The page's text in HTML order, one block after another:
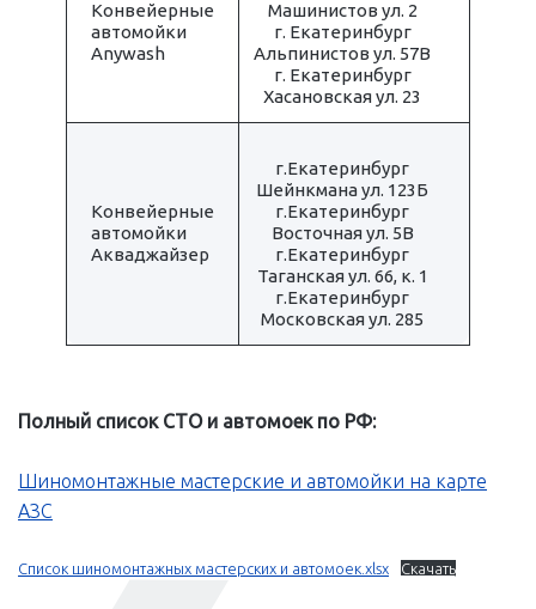
Конвейерные
автомойки
Anywash
Машинистов ул. 2
г. Екатеринбург
Альпинистов ул. 57В
г. Екатеринбург
Хасановская ул. 23
Конвейерные
автомойки
Акваджайзер
г.Екатеринбург
Шейнкмана ул. 123Б
г.Екатеринбург
Восточная ул. 5В
г.Екатеринбург
Таганская ул. 66, к. 1
г.Екатеринбург
Московская ул. 285
Полный список СТО и автомоек по РФ:
Шиномонтажные мастерские и автомойки на карте
АЗС
Список шиномонтажных мастерских и автомоек.xlsx Скачать